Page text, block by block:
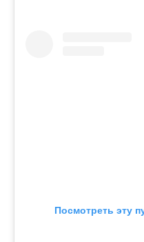
Посмотреть эту